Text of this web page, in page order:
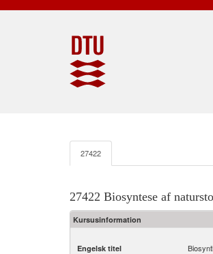
27422
27422 Biosyntese af
Kursusinformation
Engelsk titel